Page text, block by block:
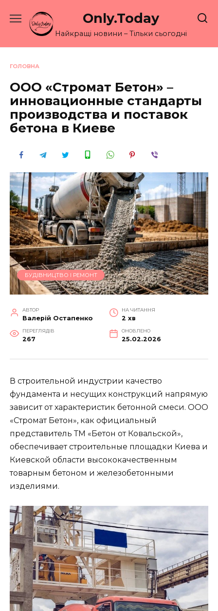
до
Only.Today
Найкращі новини – Тільки сьогодні
ГОЛОВНА
ООО «Стромат Бетон» –
инновационные стандарты
производства и поставок
бетона в Киеве
БУДІВНИЦТВО І РЕМОНТ
АВТОР
Валерій Остапенко
НА ЧИТАННЯ
2 хв
ПЕРЕГЛЯДІВ
267
ОНОВЛЕНО
25.02.2026
В строительной индустрии качество
фундамента и несущих конструкций напрямую
зависит от характеристик бетонной смеси. ООО
«Стромат Бетон», как официальный
представитель ТМ «Бетон от Ковальской»,
обеспечивает строительные площадки Киева и
Киевской области высококачественным
товарным бетоном и железобетонными
изделиями.